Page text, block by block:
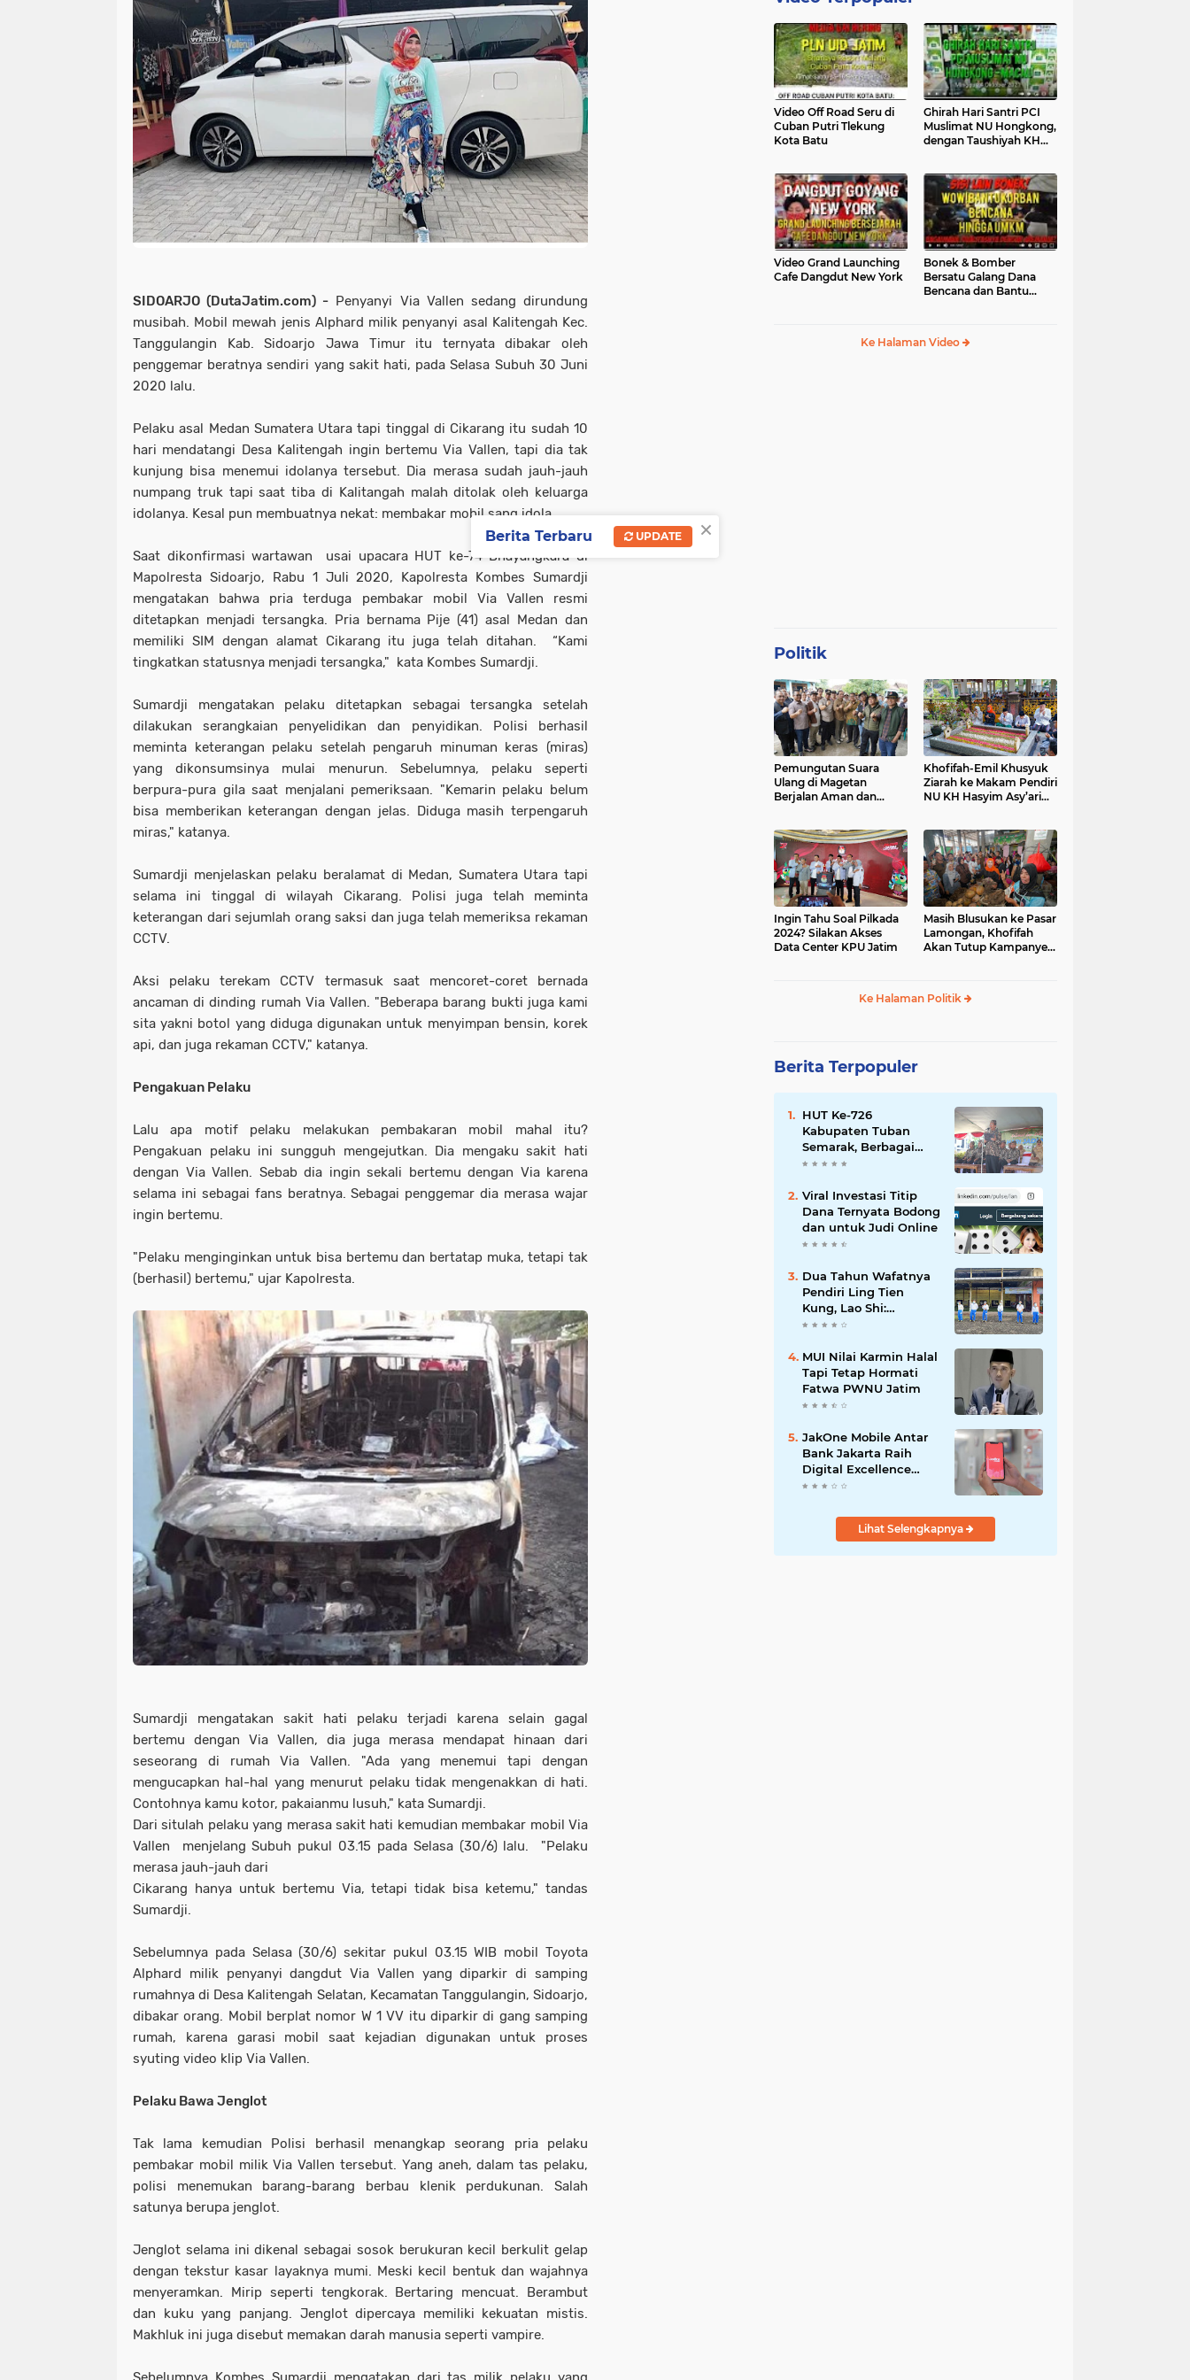
SIDOARJO (DutaJatim.com) - Penyanyi Via Vallen sedang dirundung
musibah. Mobil mewah jenis Alphard milik penyanyi asal Kalitengah Kec.
Tanggulangin Kab. Sidoarjo Jawa Timur itu ternyata dibakar oleh
penggemar beratnya sendiri yang sakit hati, pada Selasa Subuh 30 Juni
2020 lalu.
Pelaku asal Medan Sumatera Utara tapi tinggal di Cikarang itu sudah 10
hari mendatangi Desa Kalitengah ingin bertemu Via Vallen, tapi dia tak
kunjung bisa menemui idolanya tersebut. Dia merasa sudah jauh-jauh
numpang truk tapi saat tiba di Kalitangah malah ditolak oleh keluarga
idolanya. Kesal pun membuatnya nekat: membakar mobil sang idola.
Saat dikonfirmasi wartawan usai upacara HUT ke-74 Bhayangkara di
Mapolresta Sidoarjo, Rabu 1 Juli 2020, Kapolresta Kombes Sumardji
mengatakan bahwa pria terduga pembakar mobil Via Vallen resmi
ditetapkan menjadi tersangka. Pria bernama Pije (41) asal Medan dan
memiliki SIM dengan alamat Cikarang itu juga telah ditahan. “Kami
tingkatkan statusnya menjadi tersangka," kata Kombes Sumardji.
Sumardji mengatakan pelaku ditetapkan sebagai tersangka setelah
dilakukan serangkaian penyelidikan dan penyidikan. Polisi berhasil
meminta keterangan pelaku setelah pengaruh minuman keras (miras)
yang dikonsumsinya mulai menurun. Sebelumnya, pelaku seperti
berpura-pura gila saat menjalani pemeriksaan. "Kemarin pelaku belum
bisa memberikan keterangan dengan jelas. Diduga masih terpengaruh
miras," katanya.
Sumardji menjelaskan pelaku beralamat di Medan, Sumatera Utara tapi
selama ini tinggal di wilayah Cikarang. Polisi juga telah meminta
keterangan dari sejumlah orang saksi dan juga telah memeriksa rekaman
CCTV.
Aksi pelaku terekam CCTV termasuk saat mencoret-coret bernada
ancaman di dinding rumah Via Vallen. "Beberapa barang bukti juga kami
sita yakni botol yang diduga digunakan untuk menyimpan bensin, korek
api, dan juga rekaman CCTV," katanya.
Pengakuan Pelaku
Lalu apa motif pelaku melakukan pembakaran mobil mahal itu?
Pengakuan pelaku ini sungguh mengejutkan. Dia mengaku sakit hati
dengan Via Vallen. Sebab dia ingin sekali bertemu dengan Via karena
selama ini sebagai fans beratnya. Sebagai penggemar dia merasa wajar
ingin bertemu.
"Pelaku menginginkan untuk bisa bertemu dan bertatap muka, tetapi tak
(berhasil) bertemu," ujar Kapolresta.
Sumardji mengatakan sakit hati pelaku terjadi karena selain gagal
bertemu dengan Via Vallen, dia juga merasa mendapat hinaan dari
seseorang di rumah Via Vallen. "Ada yang menemui tapi dengan
mengucapkan hal-hal yang menurut pelaku tidak mengenakkan di hati.
Contohnya kamu kotor, pakaianmu lusuh," kata Sumardji.
Dari situlah pelaku yang merasa sakit hati kemudian membakar mobil Via
Vallen menjelang Subuh pukul 03.15 pada Selasa (30/6) lalu. "Pelaku
merasa jauh-jauh dari
Cikarang hanya untuk bertemu Via, tetapi tidak bisa ketemu," tandas
Sumardji.
Sebelumnya pada Selasa (30/6) sekitar pukul 03.15 WIB mobil Toyota
Alphard milik penyanyi dangdut Via Vallen yang diparkir di samping
rumahnya di Desa Kalitengah Selatan, Kecamatan Tanggulangin, Sidoarjo,
dibakar orang. Mobil berplat nomor W 1 VV itu diparkir di gang samping
rumah, karena garasi mobil saat kejadian digunakan untuk proses
syuting video klip Via Vallen.
Pelaku Bawa Jenglot
Tak lama kemudian Polisi berhasil menangkap seorang pria pelaku
pembakar mobil milik Via Vallen tersebut. Yang aneh, dalam tas pelaku,
polisi menemukan barang-barang berbau klenik perdukunan. Salah
satunya berupa jenglot.
Jenglot selama ini dikenal sebagai sosok berukuran kecil berkulit gelap
dengan tekstur kasar layaknya mumi. Meski kecil bentuk dan wajahnya
menyeramkan. Mirip seperti tengkorak. Bertaring mencuat. Berambut
dan kuku yang panjang. Jenglot dipercaya memiliki kekuatan mistis.
Makhluk ini juga disebut memakan darah manusia seperti vampire.
Video Off Road Seru di
Cuban Putri Tlekung
Kota Batu
Ghirah Hari Santri PCI
Muslimat NU Hongkong,
dengan Taushiyah KH
Video Grand Launching
Cafe Dangdut New York
Bonek & Bomber
Bersatu Galang Dana
Bencana dan Bantu
Ke Halaman Video
Politik
Pemungutan Suara
Ulang di Magetan
Berjalan Aman dan
Khofifah-Emil Khusyuk
Ziarah ke Makam Pendiri
NU KH Hasyim Asy’ari
Ingin Tahu Soal Pilkada
2024? Silakan Akses
Data Center KPU Jatim
Masih Blusukan ke Pasar
Lamongan, Khofifah
Akan Tutup Kampanye
Ke Halaman Politik
Berita Terpopuler
HUT Ke-726
Kabupaten Tuban
Semarak, Berbagai
Prestasinya Pun
Viral Investasi Titip
Dana Ternyata Bodong
dan untuk Judi Online
Dua Tahun Wafatnya
Pendiri Ling Tien
Kung, Lao Shi:
Amanah Harus Kita
MUI Nilai Karmin Halal
Tapi Tetap Hormati
Fatwa PWNU Jatim
JakOne Mobile Antar
Bank Jakarta Raih
Digital Excellence
Awards 2026
Lihat Selengkapnya
×
Berita Terbaru UPDATE